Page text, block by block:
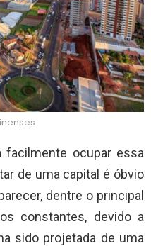
facilmente ocupar essa
de uma capital é óbvio
dentre o principal
constantes, devido a
sido projetada de uma